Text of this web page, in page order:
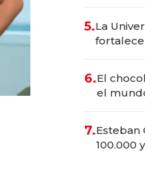
5.La
6.El
el
7.Esteban
100.000